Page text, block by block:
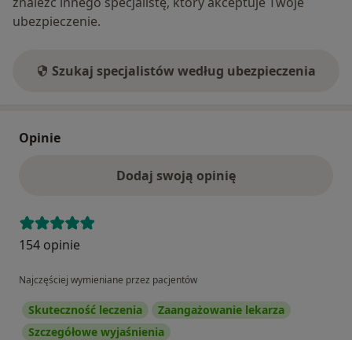
ubezpieczenie.
Szukaj specjalistów według ubezpieczenia
Opinie
Dodaj swoją opinię
154 opinie
Najczęściej wymieniane przez pacjentów
Skuteczność leczenia
Zaangażowanie lekarza
Szczegółowe wyjaśnienia